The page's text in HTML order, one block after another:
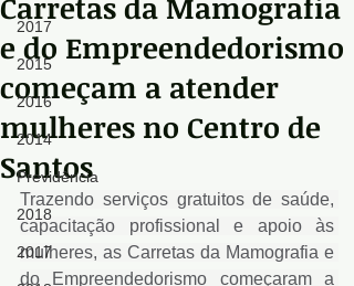
2017
2015
2016
2014
Previdência
2018
2017
e do Empreendedorismo
começam a atender
mulheres no Centro de
Santos
Trazendo serviços gratuitos de saúde,
capacitação profissional e apoio às
mulheres, as Carretas da Mamografia e
do Empreendedorismo começaram a